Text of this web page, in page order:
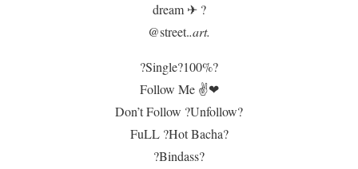
dream ✈ ?
@street..art.
?Single?100%?
Follow Me ✌❤
Don’t Follow ?Unfollow?
FuLL ?Hot Bacha?
?Bindass?